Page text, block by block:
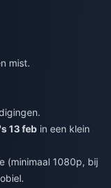
mist.
13 feb in een klein
(minimaal 1080p, bij